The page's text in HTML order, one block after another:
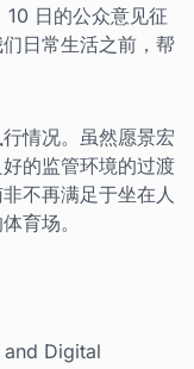
日的公众意见征
日常生活之前，帮
情况。虽然愿景宏
的监管环境的过渡
不再满足于坐在人
育场。
Digital